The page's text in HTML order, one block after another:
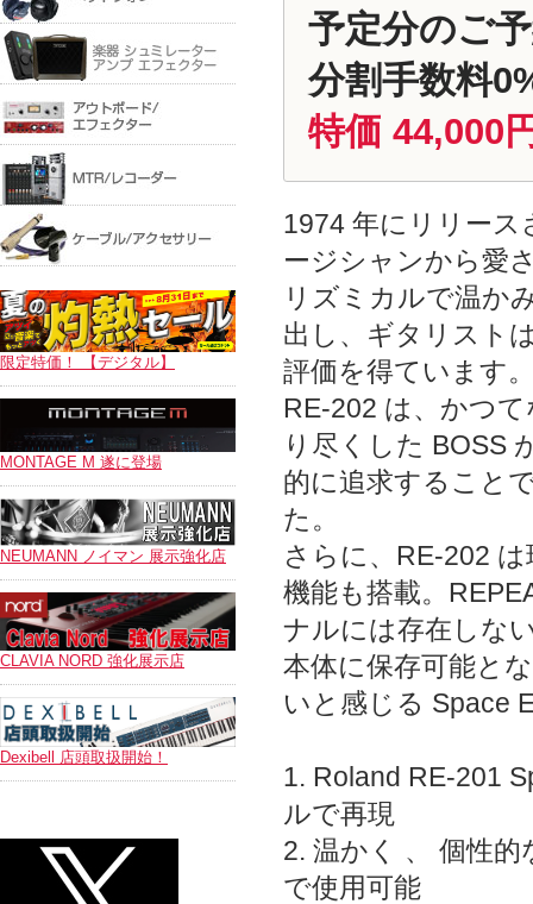
限定特価！ 【デジタル】
MONTAGE M 遂に登場
NEUMANN ノイマン 展示強化店
CLAVIA NORD 強化展示店
Dexibell 店頭取扱開始！
予定分のご
分割手数料
特価 44,000
1974 年にリリース
ージシャンから愛
リズミカルで温か
出し、ギタリスト
評価を得ています
RE-202 は、かつ
り尽くした BOSS
的に追求すること
た。
さらに、RE-202
機能も搭載。
ナルには存在しな
本体に保存可能と
いと感じる Space
1. Roland RE-201
ルで再現
2. 温かく 、 個性
で使用可能